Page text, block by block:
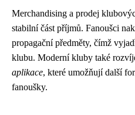
Merchandising a prodej
stabilní část příjmů. Fanoušci
propagační předměty, čímž
klubu. Moderní kluby také
aplikace, které umožňují další
fanoušky.